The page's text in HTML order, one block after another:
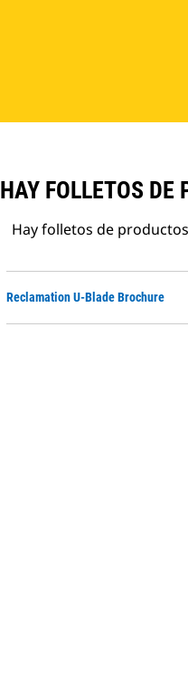
HAY FOLLETOS DE
Hay folletos de
Reclamation U-Blade Brochure